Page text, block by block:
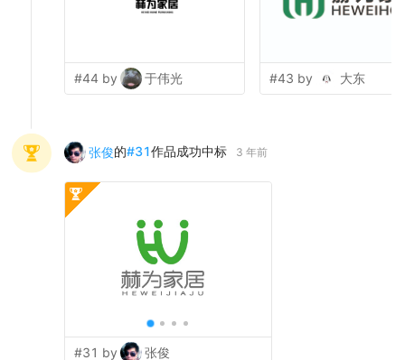
#44 by 于伟光 #43 by 大东
张俊的#31作品成功中标 3 年前
#31 by 张俊